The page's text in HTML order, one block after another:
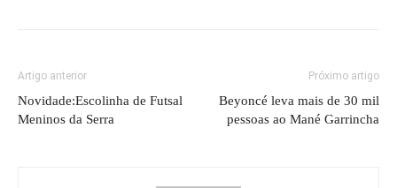
Artigo anterior
Novidade:Escolinha de Futsal
Meninos da Serra
Próximo artigo
Beyoncé leva mais de 30 mil
pessoas ao Mané Garrincha